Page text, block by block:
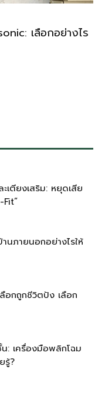
เลือกอย่างไร
เตียงเสริม: หยุดเสีย
นภายนอกอย่างไรให้
อกถูกชีวิตปัง เลือก
: เครื่องมือพลิกโฉม
รู้?